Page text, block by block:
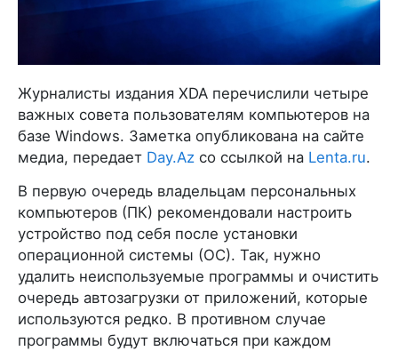
Журналисты издания XDA перечислили четыре
важных совета пользователям компьютеров на
базе Windows. Заметка опубликована на сайте
медиа, передает Day.Az со ссылкой на Lenta.ru.
В первую очередь владельцам персональных
компьютеров (ПК) рекомендовали настроить
устройство под себя после установки
операционной системы (ОС). Так, нужно
удалить неиспользуемые программы и очистить
очередь автозагрузки от приложений, которые
используются редко. В противном случае
программы будут включаться при каждом